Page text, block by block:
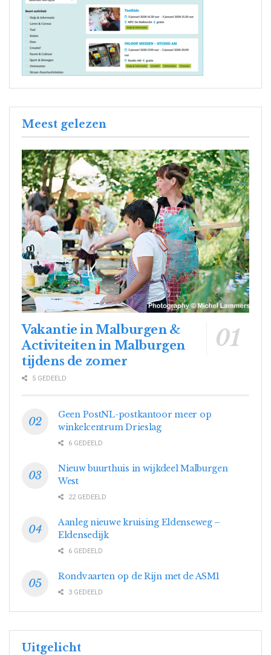
Meest gelezen
Vakantie in Malburgen &
Activiteiten in Malburgen
tijdens de zomer
5 GEDEELD
Geen PostNL-postkantoor meer op
winkelcentrum Drieslag
6 GEDEELD
Nieuw buurthuis in wijkdeel Malburgen
West
22 GEDEELD
Aanleg nieuwe kruising Eldenseweg –
Eldensedijk
6 GEDEELD
Rondvaarten op de Rijn met de ASM1
3 GEDEELD
Uitgelicht